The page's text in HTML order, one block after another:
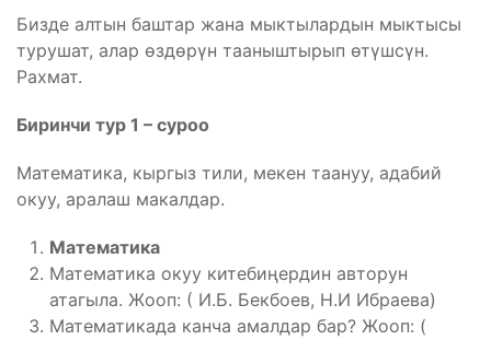
Бизде алтын баштар жана мыктылардын мыктысы
турушат, алар өздөрүн тааныштырып өтүшсүн.
Рахмат.
Биринчи тур 1 – суроо
Математика, кыргыз тили, мекен таануу, адабий
окуу, аралаш макалдар.
Математика
Математика окуу китебиңердин авторун
атагыла. Жооп: ( И.Б. Бекбоев, Н.И Ибраева)
Математикада канча амалдар бар? Жооп: (